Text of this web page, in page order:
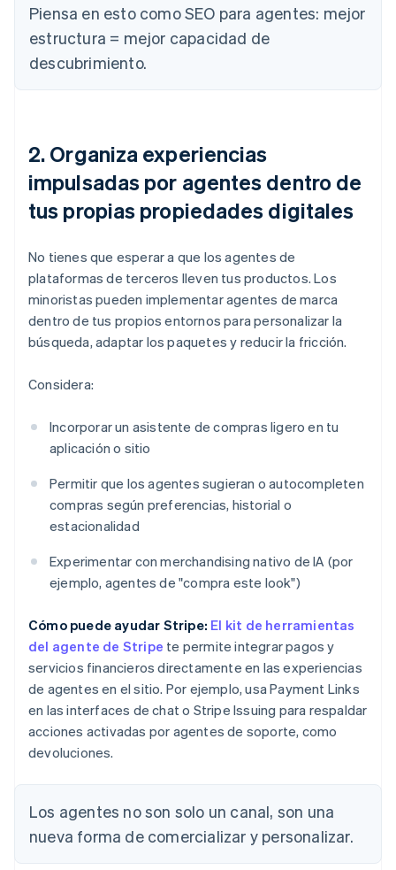
Piensa en esto como SEO para agentes: mejor
estructura = mejor capacidad de
descubrimiento.
2. Organiza experiencias
impulsadas por agentes dentro de
tus propias propiedades digitales
No tienes que esperar a que los agentes de
plataformas de terceros lleven tus productos. Los
minoristas pueden implementar agentes de marca
dentro de tus propios entornos para personalizar la
búsqueda, adaptar los paquetes y reducir la fricción.
Considera:
Incorporar un asistente de compras ligero en tu
aplicación o sitio
Permitir que los agentes sugieran o autocompleten
compras según preferencias, historial o
estacionalidad
Experimentar con merchandising nativo de IA (por
ejemplo, agentes de "compra este look")
Cómo puede ayudar Stripe: El kit de herramientas
del agente de Stripe te permite integrar pagos y
servicios financieros directamente en las experiencias
de agentes en el sitio. Por ejemplo, usa Payment Links
en las interfaces de chat o Stripe Issuing para respaldar
acciones activadas por agentes de soporte, como
devoluciones.
Los agentes no son solo un canal, son una
nueva forma de comercializar y personalizar.